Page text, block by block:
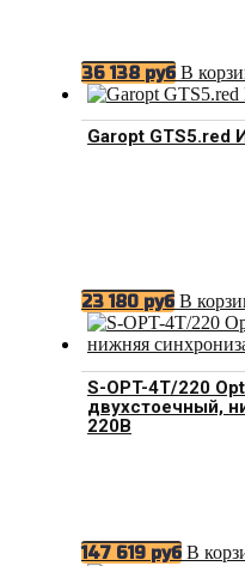
36 138 руб В
Garopt GTS5.red
23 180 руб В
S-OPT-4T/220
двухстоечный,
220В
147 619 руб В